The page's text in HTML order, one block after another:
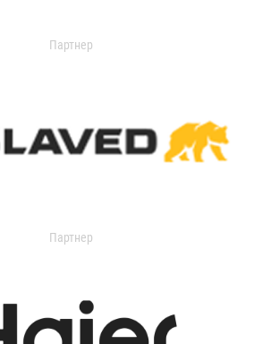
Партнер
Партнер